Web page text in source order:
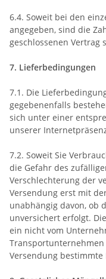
6.4. Soweit bei den
angegeben, sind die
geschlossenen Vertrag
7. Lieferbedingungen
7.1. Die
gegebenenfalls
sich unter einer
unserer
7.2. Soweit Sie
die Gefahr des
Verschlechterung der
Versendung erst mit
unabhängig davon, ob
unversichert erfolgt.
ein nicht vom
Versendung